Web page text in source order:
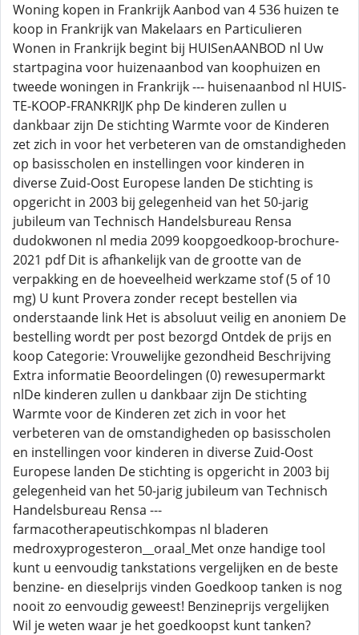
Woning kopen in Frankrijk Aanbod van 4 536 huizen te
koop in Frankrijk van Makelaars en Particulieren
Wonen in Frankrijk begint bij HUISenAANBOD nl Uw
startpagina voor huizenaanbod van koophuizen en
tweede woningen in Frankrijk --- huisenaanbod nl HUIS-
TE-KOOP-FRANKRIJK php De kinderen zullen u
dankbaar zijn De stichting Warmte voor de Kinderen
zet zich in voor het verbeteren van de omstandigheden
op basisscholen en instellingen voor kinderen in
diverse Zuid-Oost Europese landen De stichting is
opgericht in 2003 bij gelegenheid van het 50-jarig
jubileum van Technisch Handelsbureau Rensa
dudokwonen nl media 2099 koopgoedkoop-brochure-
2021 pdf Dit is afhankelijk van de grootte van de
verpakking en de hoeveelheid werkzame stof (5 of 10
mg) U kunt Provera zonder recept bestellen via
onderstaande link Het is absoluut veilig en anoniem De
bestelling wordt per post bezorgd Ontdek de prijs en
koop Categorie: Vrouwelijke gezondheid Beschrijving
Extra informatie Beoordelingen (0) rewesupermarkt
nlDe kinderen zullen u dankbaar zijn De stichting
Warmte voor de Kinderen zet zich in voor het
verbeteren van de omstandigheden op basisscholen
en instellingen voor kinderen in diverse Zuid-Oost
Europese landen De stichting is opgericht in 2003 bij
gelegenheid van het 50-jarig jubileum van Technisch
Handelsbureau Rensa ---
farmacotherapeutischkompas nl bladeren
medroxyprogesteron__oraal_Met onze handige tool
kunt u eenvoudig tankstations vergelijken en de beste
benzine- en dieselprijs vinden Goedkoop tanken is nog
nooit zo eenvoudig geweest! Benzineprijs vergelijken
Wil je weten waar je het goedkoopst kunt tanken?